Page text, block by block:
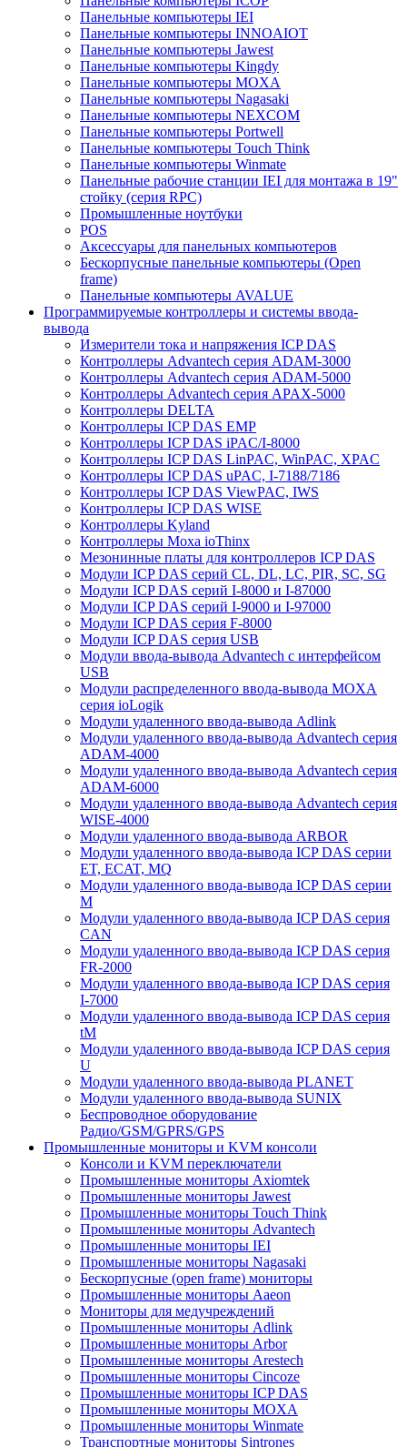
Панельные компьютеры IEI
Панельные компьютеры INNOAIOT
Панельные компьютеры Jawest
Панельные компьютеры Kingdy
Панельные компьютеры MOXA
Панельные компьютеры Nagasaki
Панельные компьютеры NEXCOM
Панельные компьютеры Portwell
Панельные компьютеры Touch Think
Панельные компьютеры Winmate
Панельные рабочие станции IEI для монтажа в 19"
стойку (серия RPC)
Промышленные ноутбуки
POS
Аксессуары для панельных компьютеров
Бескорпусные панельные компьютеры (Open
frame)
Панельные компьютеры AVALUE
Программируемые контроллеры и системы ввода-
вывода
Измерители тока и напряжения ICP DAS
Контроллеры Advantech серия ADAM-3000
Контроллеры Advantech серия ADAM-5000
Контроллеры Advantech серия APAX-5000
Контроллеры DELTA
Контроллеры ICP DAS EMP
Контроллеры ICP DAS iPAC/I-8000
Контроллеры ICP DAS LinPAC, WinPAC, XPAC
Контроллеры ICP DAS uPAC, I-7188/7186
Контроллеры ICP DAS ViewPAC, IWS
Контроллеры ICP DAS WISE
Контроллеры Kyland
Контроллеры Moxa ioThinx
Мезонинные платы для контроллеров ICP DAS
Модули ICP DAS серий CL, DL, LC, PIR, SC, SG
Модули ICP DAS серий I-8000 и I-87000
Модули ICP DAS серий I-9000 и I-97000
Модули ICP DAS серия F-8000
Модули ICP DAS серия USB
Модули ввода-вывода Advantech с интерфейсом
USB
Модули распределенного ввода-вывода MOXA
серия ioLogik
Модули удаленного ввода-вывода Adlink
Модули удаленного ввода-вывода Advantech серия
ADAM-4000
Модули удаленного ввода-вывода Advantech серия
ADAM-6000
Модули удаленного ввода-вывода Advantech серия
WISE-4000
Модули удаленного ввода-вывода ARBOR
Модули удаленного ввода-вывода ICP DAS серии
ET, ECAT, MQ
Модули удаленного ввода-вывода ICP DAS серии
M
Модули удаленного ввода-вывода ICP DAS серия
CAN
Модули удаленного ввода-вывода ICP DAS серия
FR-2000
Модули удаленного ввода-вывода ICP DAS серия
I-7000
Модули удаленного ввода-вывода ICP DAS серия
tM
Модули удаленного ввода-вывода ICP DAS серия
U
Модули удаленного ввода-вывода PLANET
Модули удаленного ввода-вывода SUNIX
Беспроводное оборудование
Радио/GSM/GPRS/GPS
Промышленные мониторы и KVM консоли
Консоли и KVM переключатели
Промышленные мониторы Axiomtek
Промышленные мониторы Jawest
Промышленные мониторы Touch Think
Промышленные мониторы Advantech
Промышленные мониторы IEI
Промышленные мониторы Nagasaki
Бескорпусные (open frame) мониторы
Промышленные мониторы Aaeon
Мониторы для медучреждений
Промышленные мониторы Adlink
Промышленные мониторы Arbor
Промышленные мониторы Arestech
Промышленные мониторы Cincoze
Промышленные мониторы ICP DAS
Промышленные мониторы MOXA
Промышленные мониторы Winmate
Транспортные мониторы Sintrones